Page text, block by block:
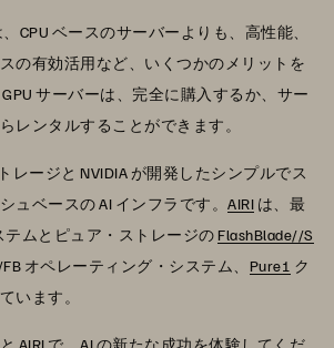
CPU ベースのサーバーよりも、高性能、
の有効活用など、いくつかのメリットを
サーバーは、完全に購入するか、サー
レンタルすることができます。
レージと NVIDIA が開発したシンプルでス
ュベースの AI インフラです。 AIRI は、最
テムとピュア・ストレージのFlashBlade//S
オペレーティング・システム、 Pure1 ク
います。
AIRI で、AI の新たな成功を体験してくだ